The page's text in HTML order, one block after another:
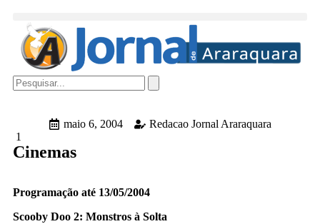
maio 6, 2004
Redacao Jornal Araraquara
1
Cinemas
Programação até 13/05/2004
Scooby Doo 2: Monstros à Solta